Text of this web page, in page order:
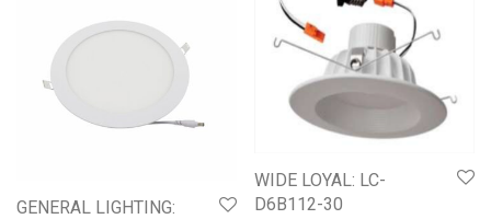
GENERAL LIGHTING:
WIDE LOYAL: LC-
D6B112-30